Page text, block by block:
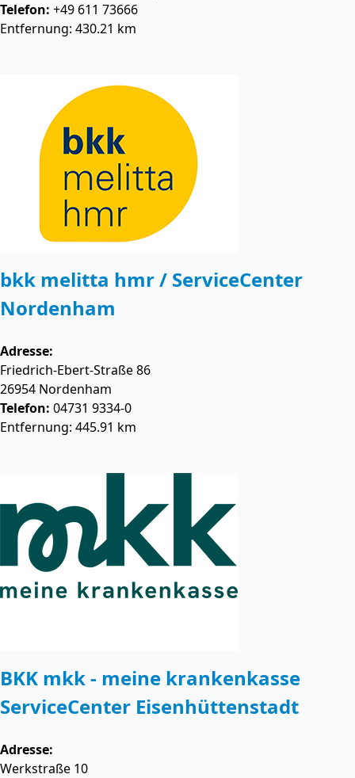
Telefon: +49 611 73666
Entfernung: 430.21 km
bkk melitta hmr / ServiceCenter
Nordenham
Adresse:
Friedrich-Ebert-Straße 86
26954 Nordenham
Telefon: 04731 9334-0
Entfernung: 445.91 km
BKK mkk - meine krankenkasse
ServiceCenter Eisenhüttenstadt
Adresse:
Werkstraße 10